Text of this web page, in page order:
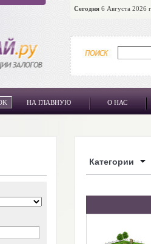
Сегодня 6 Августа 2026
НА ГЛАВНУЮ О НАС
Категории